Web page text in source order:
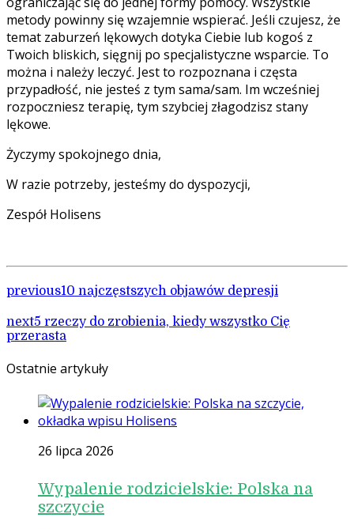
metody powinny się wzajemnie wspierać. Jeśli czujesz, że
temat zaburzeń lękowych dotyka Ciebie lub kogoś z
Twoich bliskich, sięgnij po specjalistyczne wsparcie. To
można i należy leczyć. Jest to rozpoznana i częsta
przypadłość, nie jesteś z tym sama/sam. Im wcześniej
rozpoczniesz terapię, tym szybciej złagodzisz stany
lękowe.
Życzymy spokojnego dnia,
W razie potrzeby, jesteśmy do dyspozycji,
Zespół Holisens
previous10 najczęstszych objawów depresji
next5 rzeczy do zrobienia, kiedy wszystko Cię
przerasta
Ostatnie artykuły
26 lipca 2026
Wypalenie rodzicielskie: Polska na
szczycie